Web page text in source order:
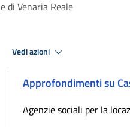
di Venaria Reale
Vedi azioni
Approfondimenti su
Agenzie sociali per la